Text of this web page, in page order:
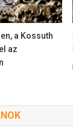
a Kossuth
az